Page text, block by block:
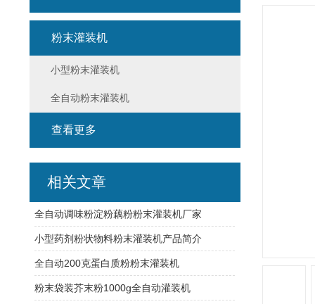
粉末灌装机
小型粉末灌装机
全自动粉末灌装机
查看更多
相关文章
全自动调味粉淀粉藕粉粉末灌装机厂家
小型药剂粉状物料粉末灌装机产品简介
全自动200克蛋白质粉粉末灌装机
粉末袋装芥末粉1000g全自动灌装机